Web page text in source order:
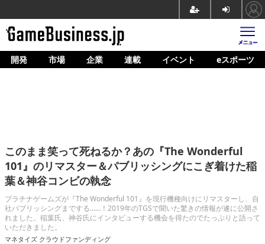
ホーム
企業動向
人材育成
産業政策
連載
開発 市場 企業 連載 イベント eスポーツ
このまま笑って死ねるか？あの『The Wonderful
101』のリマスター＆パブリッシングにこぎ着けた稲
葉＆神谷コンビの執念
プラチナゲームズが『The Wonderful 101』を現行機種向けにリマスターし、自
社パブリッシングまでする……！2019年のTGSで聞いた驚きの情報が遂に公開さ
れました。稲葉氏、神谷氏にインタビューする機会を得たのでたっぷりと語って
いただきました。
マネタイズ クラウドファンディング